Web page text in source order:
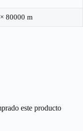
80000 m
este producto